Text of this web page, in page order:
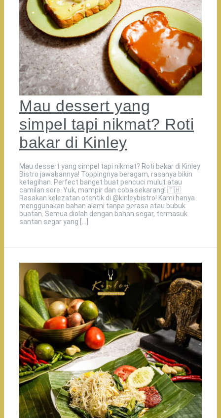
Mau dessert yang
simpel tapi nikmat? Roti
bakar di Kinley
Mau dessert yang simpel tapi nikmat? Roti bakar di Kinley
Bistro jawabannya! Toppingnya beragam, rasanya bikin
ketagihan. Perfect banget buat pencuci mulut atau
camilan sore. Yuk, mampir dan coba sekarang! 🇹🇭️
Rasakan kelezatan otentik di @kinleybistro! Kami hanya
menggunakan bahan alami tanpa perasa atau bubuk
buatan. Semua diolah dengan bahan segar, termasuk
santan segar yang […]